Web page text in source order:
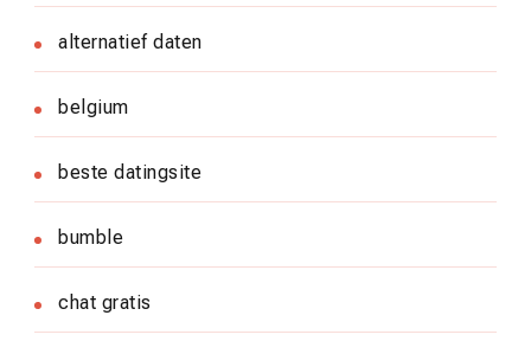
alternatief daten
belgium
beste datingsite
bumble
chat gratis